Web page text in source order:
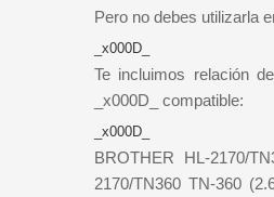
Pero no debes utilizarla
_x000D_
Te incluimos relación
_x000D_ compatible:
_x000D_
BROTHER HL-2170/
2170/TN360 TN-360